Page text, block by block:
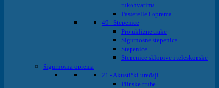
rukohvatima
Passerelle i oprema
49 - Stepenice
Protuklizne trake
Sigurnosne stepenice
Stepenice
Stepenice sklopive i teleskopske
Sigurnosna oprema
21 - Akustički uređaji
Plinske trube